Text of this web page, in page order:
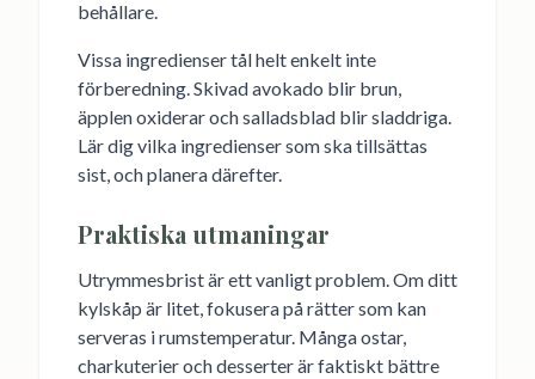
behållare.
Vissa ingredienser tål helt enkelt inte
förberedning. Skivad avokado blir brun,
äpplen oxiderar och salladsblad blir sladdriga.
Lär dig vilka ingredienser som ska tillsättas
sist, och planera därefter.
Praktiska utmaningar
Utrymmesbrist är ett vanligt problem. Om ditt
kylskåp är litet, fokusera på rätter som kan
serveras i rumstemperatur. Många ostar,
charkuterier och desserter är faktiskt bättre